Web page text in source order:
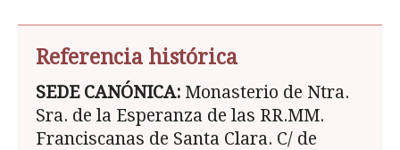
Referencia histórica
SEDE CANÓNICA: Monasterio de Ntra.
Sra. de la Esperanza de las RR.MM.
Franciscanas de Santa Clara. C/ de